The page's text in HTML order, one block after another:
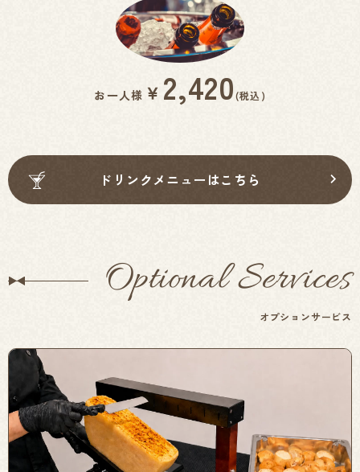
お一人様 ￥ 2,420(税込)
ドリンクメニューはこちら
Optional Services
オプションサービス